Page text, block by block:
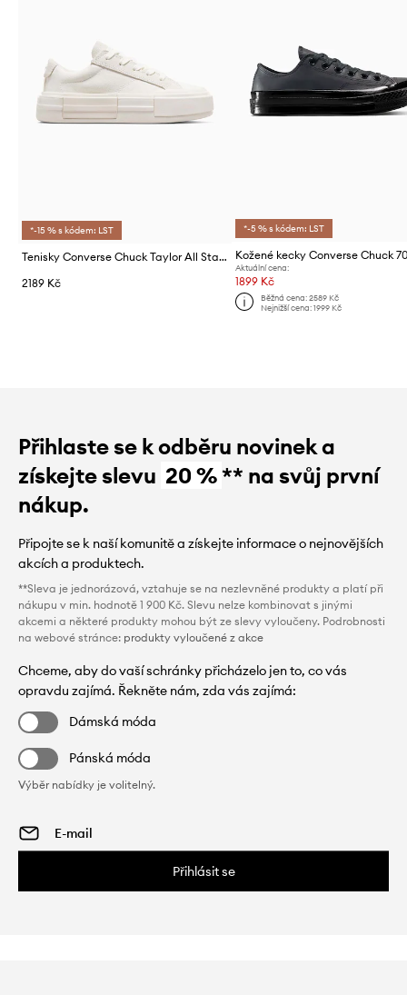
*-15 % s kódem: LST
Tenisky Converse Chuck Taylor All Star Cruise
2189 Kč
*-5 % s kódem: LST
Kožené kecky Converse Chuck
Aktuální cena:
1899 Kč
Běžná cena: 2589 Kč
Nejnižší cena: 1999 Kč
Přihlaste se k odběru novinek a
získejte slevu 20 %** na svůj první
nákup.
Připojte se k naší komunitě a získejte informace o nejnovějších
akcích a produktech.
**Sleva je jednorázová, vztahuje se na nezlevněné produkty a platí při
nákupu v min. hodnotě 1 900 Kč. Slevu nelze kombinovat s jinými
akcemi a některé produkty mohou být ze slevy vyloučeny. Podrobnosti
na webové stránce: produkty vyloučené z akce
Chceme, aby do vaší schránky přicházelo jen to, co vás
opravdu zajímá. Řekněte nám, zda vás zajímá:
Dámská móda
Pánská móda
Výběr nabídky je volitelný.
Přihlásit se